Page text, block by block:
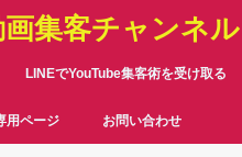
集客チャンネル
LINEでYouTube集客術を受け取る
用ページ お問い合わせ